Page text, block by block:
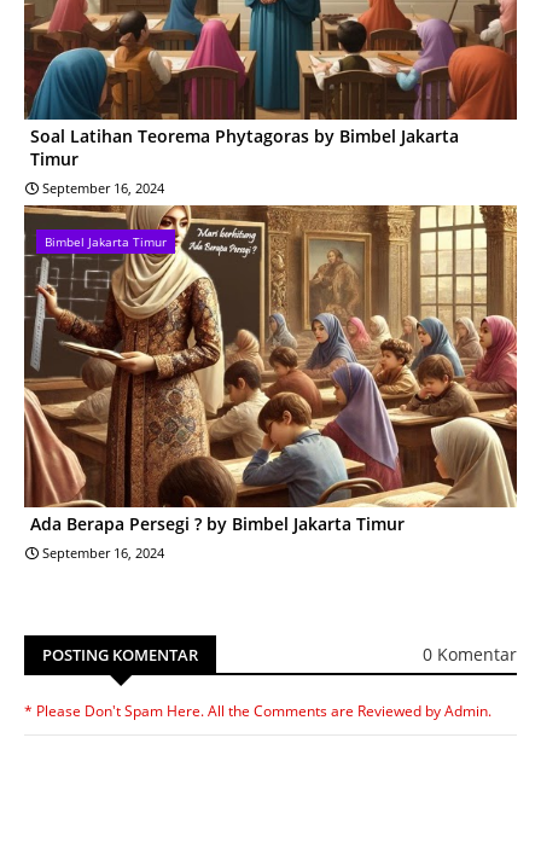
Soal Latihan Teorema Phytagoras by Bimbel Jakarta
Timur
September 16, 2024
Bimbel Jakarta Timur
Ada Berapa Persegi ? by Bimbel Jakarta Timur
September 16, 2024
POSTING KOMENTAR 0 Komentar
* Please Don't Spam Here. All the Comments are Reviewed by Admin.